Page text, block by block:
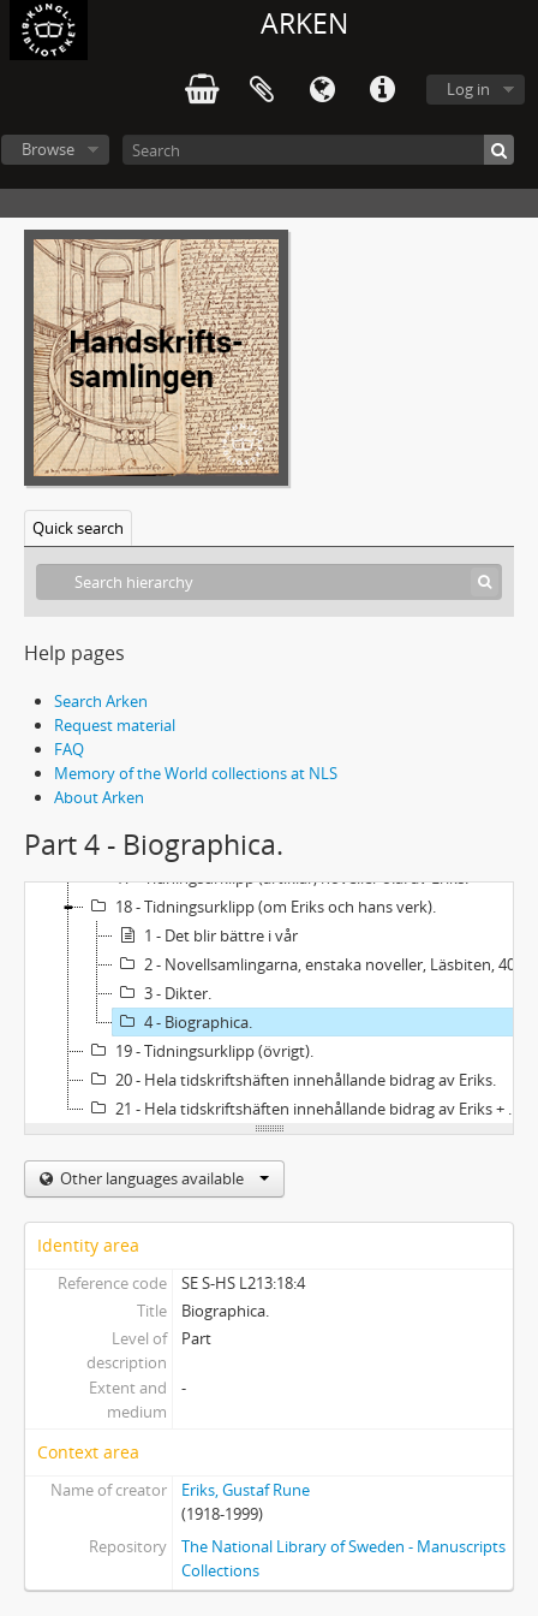
ARKEN
Log in
Browse
Quick search
Help pages
Search Arken
Request material
FAQ
Memory of the World collections at NLS
About Arken
Part 4 - Biographica.
L213 - Gustaf Rune Eriks efterlämnade papper
1 - Brev till Gustaf Rune Eriks.
2 - Brev från Gustaf Rune Eriks.
3 - Anteckningsböcker.
5 - Manuskript: Novellsamlingar
Manuskript: Enstaka noveller.
Manuskript: Dikter.
Manuskript: Artiklar och recensioner.
9 - Manuskript: Den blå rosen (sagospel).
11 - Manuskript: Kortfilmstext (Ungdom på söder).
12 - Manuskript: Översättningar.
13 - Manuskript av andra.
14 - Biographica.
16 - Boksamlingen (köp och försäljningar 1971-1994).
17 - Tidningsurklipp (artiklar, noveller o.a. av Eriks.
18 - Tidningsurklipp (om Eriks och hans verk).
1 - Det blir bättre i vår
2 - Novellsamlingarna, enstaka noveller, Läsbiten, 40-tal m.m.
3 - Dikter.
4 - Biographica.
19 - Tidningsurklipp (övrigt).
20 - Hela tidskriftshäften innehållande bidrag av Eriks.
21 - Hela tidskriftshäften innehållande bidrag av Eriks + 1 pärm med inklistrade klipp 1941-1943.
Other languages available
Identity area
Reference code
SE S-HS L213:18:4
Title
Biographica.
Level of
description
Part
Extent and
medium
-
Context area
Name of creator
Eriks, Gustaf Rune
(1918-1999)
Repository
The National Library of Sweden - Manuscripts
Collections